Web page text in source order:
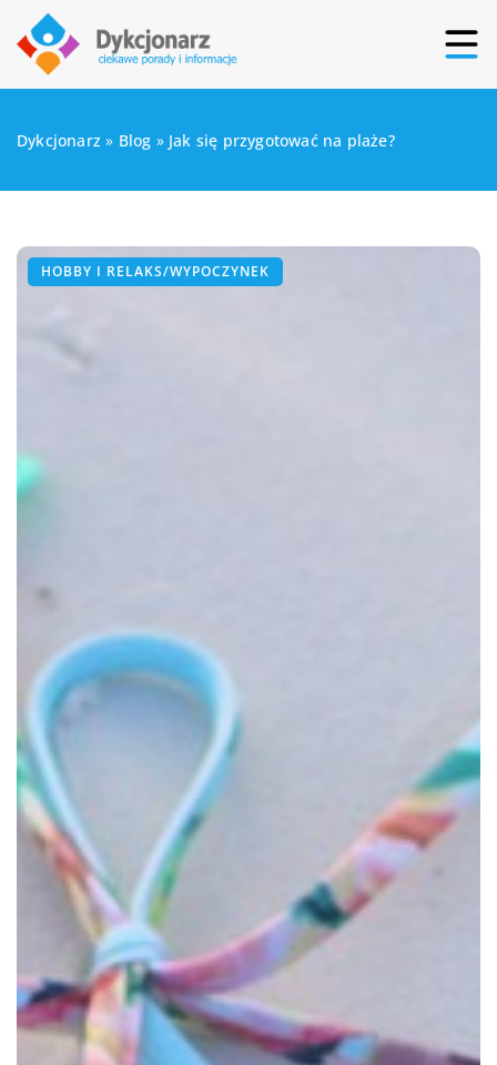
Dykcjonarz » Blog » Jak się przygotować na plaże?
HOBBY I RELAKS/WYPOCZYNEK